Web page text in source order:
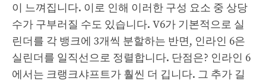
이 느껴집니다. 이로 인해 이러한 구성 요소 중 상당
수가 구부러질 수도 있습니다. V6가 기본적으로 실
린더를 각 뱅크에 3개씩 분할하는 반면, 인라인 6은
실린더를 일직선으로 정렬합니다. 단점은? 인라인 6
에서는 크랭크샤프트가 훨씬 더 깁니다. 그 추가 길